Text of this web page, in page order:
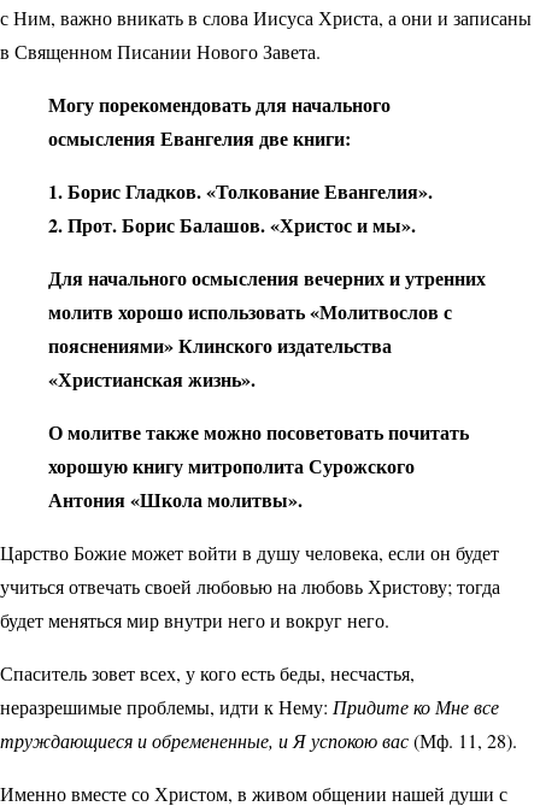
с Ним, важно вникать в слова Иисуса Христа, а они и записаны
в Священном Писании Нового Завета.
Могу порекомендовать для начального
осмысления Евангелия две книги:
1. Борис Гладков. «Толкование Евангелия».
2. Прот. Борис Балашов. «Христос и мы».
Для начального осмысления вечерних и утренних
молитв хорошо использовать «Молитвослов с
пояснениями» Клинского издательства
«Христианская жизнь».
О молитве также можно посоветовать почитать
хорошую книгу митрополита Сурожского
Антония «Школа молитвы».
Царство Божие может войти в душу человека, если он будет
учиться отвечать своей любовью на любовь Христову; тогда
будет меняться мир внутри него и вокруг него.
Спаситель зовет всех, у кого есть беды, несчастья,
неразрешимые проблемы, идти к Нему: Придите ко Мне все
труждающиеся и обремененные, и Я успокою вас(Мф. 11, 28).
Именно вместе со Христом, в живом общении нашей души с